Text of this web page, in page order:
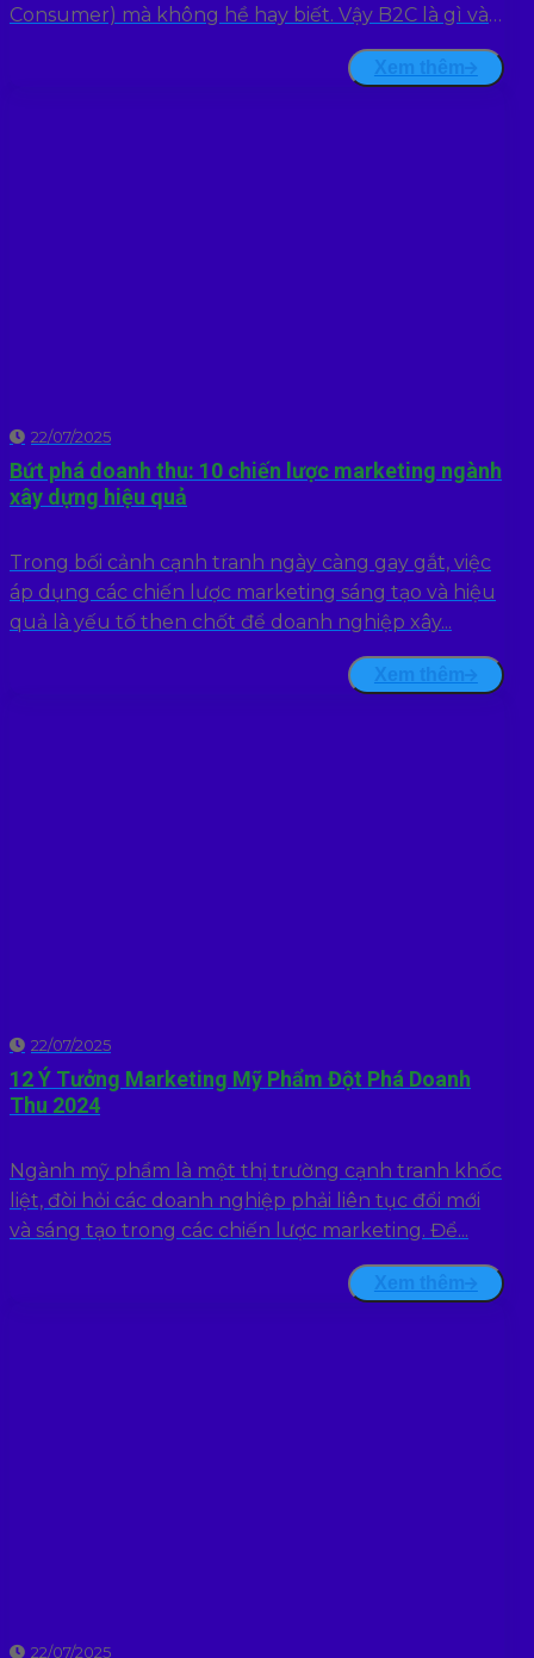
Consumer) mà không hề hay biết. Vậy B2C là gì và
Bứt phá doanh thu: 10 chiến lược marketing ngành
xây dựng hiệu quả
22/07/2025
Trong bối cảnh cạnh tranh ngày càng gay gắt, việc
áp dụng các chiến lược marketing sáng tạo và hiệu
quả là yếu tố then chốt để doanh nghiệp xây...
12 Ý Tưởng Marketing Mỹ Phẩm Đột Phá Doanh
Thu 2024
22/07/2025
Ngành mỹ phẩm là một thị trường cạnh tranh khốc
liệt, đòi hỏi các doanh nghiệp phải liên tục đổi mới
và sáng tạo trong các chiến lược marketing. Để...
22/07/2025